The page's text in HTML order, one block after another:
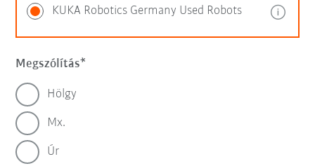
KUKA Robotics Germany Used Robots
Megszólítás
Hölgy
Mx.
Úr